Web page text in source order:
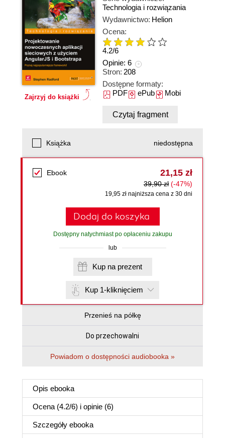
Zajrzyj do książki
Technologia i rozwiązania
Wydawnictwo: Helion
Ocena:
4.2/6
Opinie: 6
Stron: 208
Dostępne formaty:
PDFePubMobi
Czytaj fragment
Książka niedostępna
Ebook 21,15 zł
39,90 zł (-47%)
19,95 zł najniższa cena z 30 dni
Dodaj do koszyka
Dostępny natychmiast po opłaceniu zakupu
lub
Kup na prezent
Kup 1-kliknięciem
Przenieś na półkę
Do przechowalni
Powiadom o dostępności audiobooka »
Opis ebooka
Ocena (4.2/6) i opinie (6)
Szczegóły ebooka